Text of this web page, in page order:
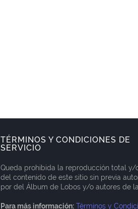
TÉRMINOS Y CONDICIONES DE
SERVICIO
Queda prohibida la reproducción total y/
del contenido de este sitio sin previa
por del Álbum de Lobos y/o autores de
Para más información: Términos y